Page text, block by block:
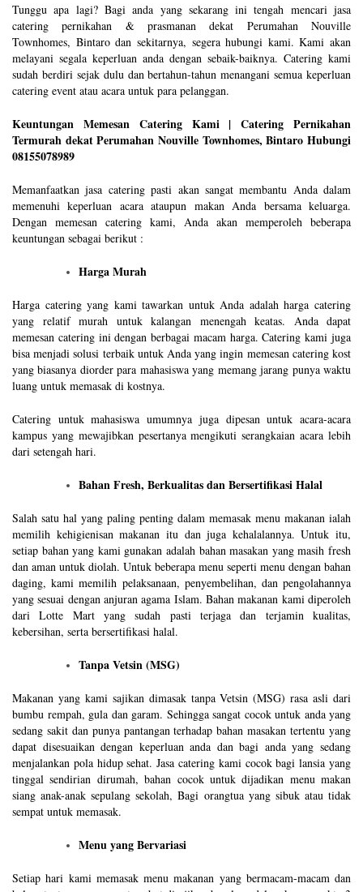
Tunggu apa lagi? Bagi anda yang sekarang ini tengah mencari jasa
catering pernikahan & prasmanan dekat Perumahan Nouville
Townhomes, Bintaro dan sekitarnya, segera hubungi kami. Kami akan
melayani segala keperluan anda dengan sebaik-baiknya. Catering kami
sudah berdiri sejak dulu dan bertahun-tahun menangani semua keperluan
catering event atau acara untuk para pelanggan.
Keuntungan Memesan Catering Kami | Catering Pernikahan
Termurah dekat Perumahan Nouville Townhomes, Bintaro Hubungi
08155078989
Memanfaatkan jasa catering pasti akan sangat membantu Anda dalam
memenuhi keperluan acara ataupun makan Anda bersama keluarga.
Dengan memesan catering kami, Anda akan memperoleh beberapa
keuntungan sebagai berikut :
Harga Murah
Harga catering yang kami tawarkan untuk Anda adalah harga catering
yang relatif murah untuk kalangan menengah keatas. Anda dapat
memesan catering ini dengan berbagai macam harga. Catering kami juga
bisa menjadi solusi terbaik untuk Anda yang ingin memesan catering kost
yang biasanya diorder para mahasiswa yang memang jarang punya waktu
luang untuk memasak di kostnya.
Catering untuk mahasiswa umumnya juga dipesan untuk acara-acara
kampus yang mewajibkan pesertanya mengikuti serangkaian acara lebih
dari setengah hari.
Bahan Fresh, Berkualitas dan Bersertifikasi Halal
Salah satu hal yang paling penting dalam memasak menu makanan ialah
memilih kehigienisan makanan itu dan juga kehalalannya. Untuk itu,
setiap bahan yang kami gunakan adalah bahan masakan yang masih fresh
dan aman untuk diolah. Untuk beberapa menu seperti menu dengan bahan
daging, kami memilih pelaksanaan, penyembelihan, dan pengolahannya
yang sesuai dengan anjuran agama Islam. Bahan makanan kami diperoleh
dari Lotte Mart yang sudah pasti terjaga dan terjamin kualitas,
kebersihan, serta bersertifikasi halal.
Tanpa Vetsin (MSG)
Makanan yang kami sajikan dimasak tanpa Vetsin (MSG) rasa asli dari
bumbu rempah, gula dan garam. Sehingga sangat cocok untuk anda yang
sedang sakit dan punya pantangan terhadap bahan masakan tertentu yang
dapat disesuaikan dengan keperluan anda dan bagi anda yang sedang
menjalankan pola hidup sehat. Jasa catering kami cocok bagi lansia yang
tinggal sendirian dirumah, bahan cocok untuk dijadikan menu makan
siang anak-anak sepulang sekolah, Bagi orangtua yang sibuk atau tidak
sempat untuk memasak.
Menu yang Bervariasi
Setiap hari kami memasak menu makanan yang bermacam-macam dan